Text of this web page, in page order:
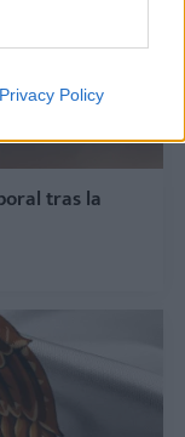
Privacy Policy
tras la